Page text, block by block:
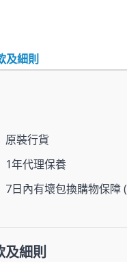
及細則
原裝行貨
1年代理保養
7日內有壞包換購物保障
及細則